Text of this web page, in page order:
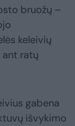
bruožų –
keleivių
ant ratų
gabena
išvykimo